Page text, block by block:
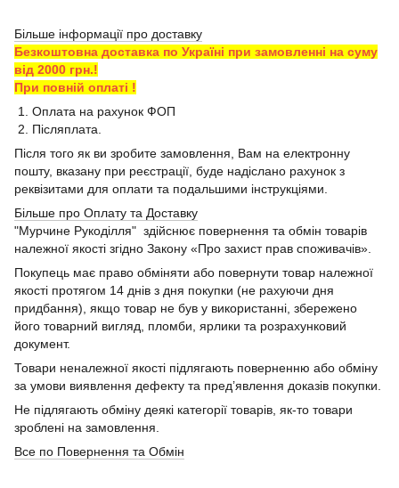
Більше інформації про доставку
Безкоштовна доставка по Україні при замовленні на суму
від 2000 грн.!
При повній оплаті !
1. Оплата на рахунок ФОП
2. Післяплата.
Після того як ви зробите замовлення, Вам на електронну
пошту, вказану при реєстрації, буде надіслано рахунок з
реквізитами для оплати та подальшими інструкціями.
Більше про Оплату та Доставку
"Мурчине Рукоділля" здійснює повернення та обмін товарів
належної якості згідно Закону «Про захист прав споживачів».
Покупець має право обміняти або повернути товар належної
якості протягом 14 днів з дня покупки (не рахуючи дня
придбання), якщо товар не був у використанні, збережено
його товарний вигляд, пломби, ярлики та розрахунковий
документ.
Товари неналежної якості підлягають поверненню або обміну
за умови виявлення дефекту та пред’явлення доказів покупки.
Не підлягають обміну деякі категорії товарів, як-то товари
зроблені на замовлення.
Все по Повернення та Обмін